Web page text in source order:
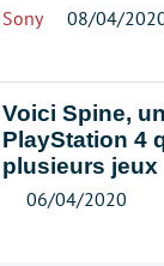
Sony 08/04/
Voici Spine,
PlayStation 4
plusieurs jeux
06/04/2020